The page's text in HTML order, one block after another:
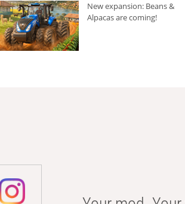
New expansion: Beans &
Alpacas are coming!